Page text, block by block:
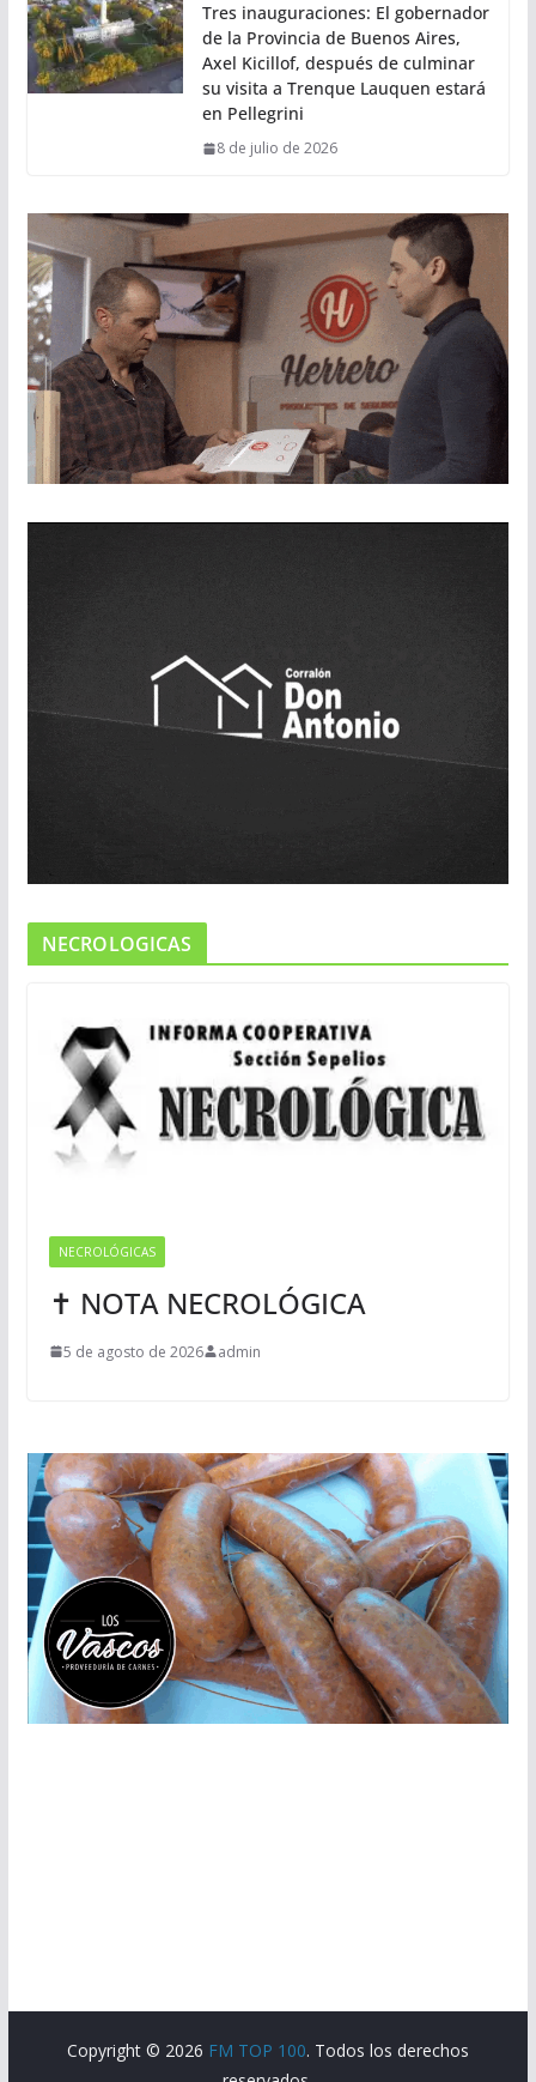
Tres inauguraciones: El gobernador
de la Provincia de Buenos Aires,
Axel Kicillof, después de culminar
su visita a Trenque Lauquen estará
en Pellegrini
8 de julio de 2026
NECROLOGICAS
NECROLÓGICAS
✝ NOTA NECROLÓGICA
5 de agosto de 2026 admin
Copyright © 2026 FM TOP 100. Todos los derechos